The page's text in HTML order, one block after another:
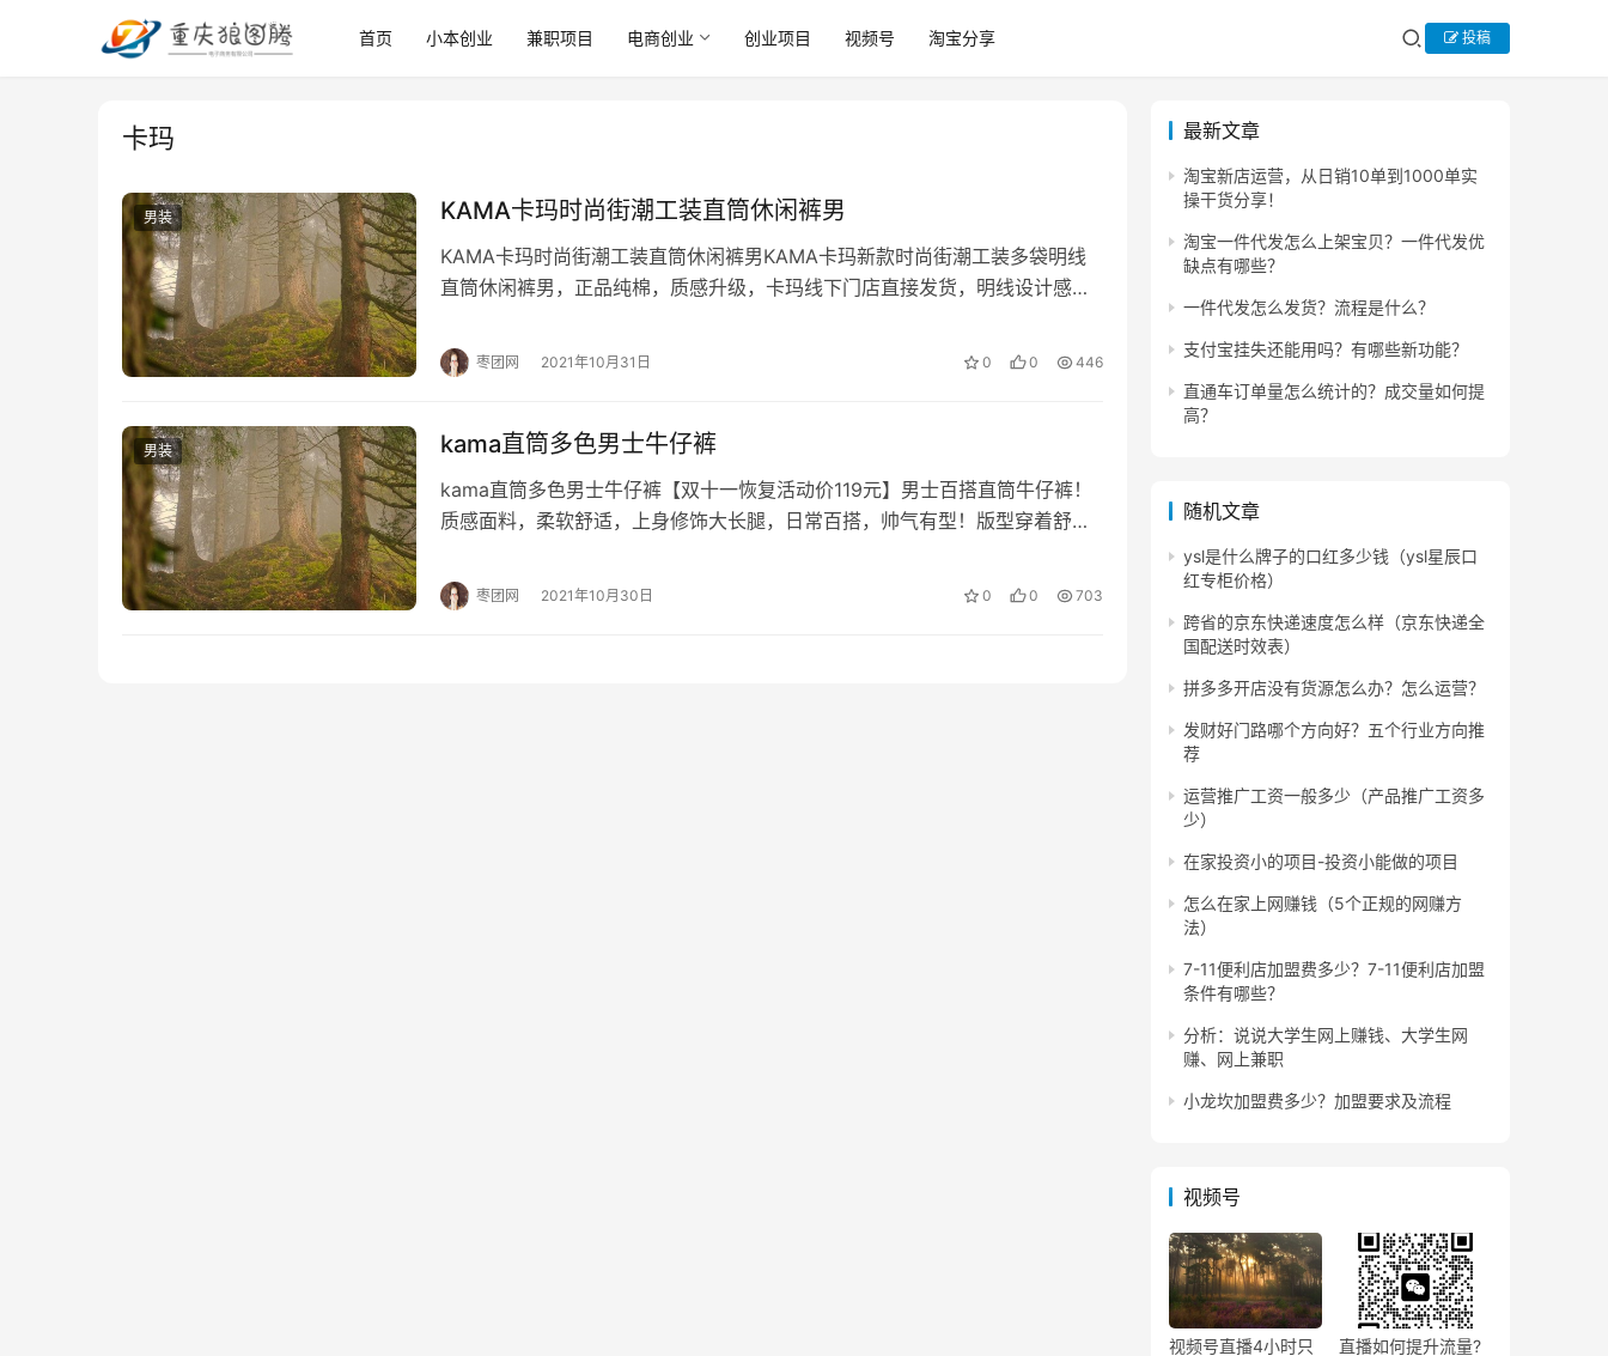
首页 小本创业 兼职项目 电商创业 创业项目 视频号 淘宝分享 投稿
卡玛
男装 KAMA卡玛时尚街潮工装直筒休闲裤男
KAMA卡玛时尚街潮工装直筒休闲裤男KAMA卡玛新款时尚街潮工装多袋明线
直筒休闲裤男，正品纯棉，质感升级，卡玛线下门店直接发货，明线设计感，
枣团网 2021年10月31日 0 0 446
男装 kama直筒多色男士牛仔裤
kama直筒多色男士牛仔裤【双十一恢复活动价119元】男士百搭直筒牛仔裤！
质感面料，柔软舒适，上身修饰大长腿，日常百搭，帅气有型！版型穿着舒适
枣团网 2021年10月30日 0 0 703
最新文章
淘宝新店运营，从日销10单到1000单实
操干货分享！
淘宝一件代发怎么上架宝贝？一件代发优
缺点有哪些？
一件代发怎么发货？流程是什么？
支付宝挂失还能用吗？有哪些新功能？
直通车订单量怎么统计的？成交量如何提
高？
随机文章
ysl是什么牌子的口红多少钱（ysl星辰口
红专柜价格）
跨省的京东快递速度怎么样（京东快递全
国配送时效表）
拼多多开店没有货源怎么办？怎么运营？
发财好门路哪个方向好？五个行业方向推
荐
运营推广工资一般多少（产品推广工资多
少）
在家投资小的项目-投资小能做的项目
怎么在家上网赚钱（5个正规的网赚方
法）
7-11便利店加盟费多少？7-11便利店加盟
条件有哪些？
分析：说说大学生网上赚钱、大学生网
赚、网上兼职
小龙坎加盟费多少？加盟要求及流程
视频号
视频号直播4小时只
直播如何提升流量?